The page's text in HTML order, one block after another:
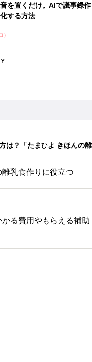
を置くだけ。AIで議事録作
する方法
）
は？「たまひよ きほんの離
乳食作りに役立つ
る費用やもらえる補助